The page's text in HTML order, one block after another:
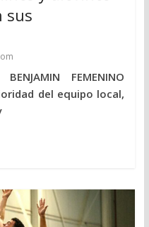
sus
FEMENINO
del equipo local,